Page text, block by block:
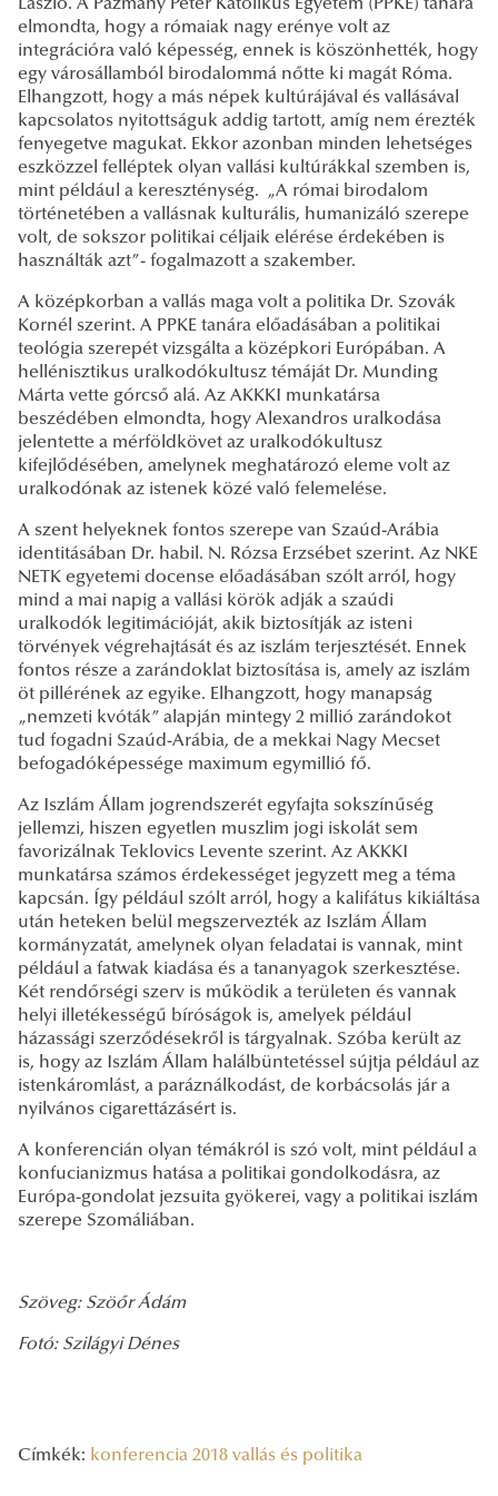
László. A Pázmány Péter Katolikus Egyetem (PPKE) tanára
elmondta, hogy a rómaiak nagy erénye volt az
integrációra való képesség, ennek is köszönhették, hogy
egy városállamból birodalommá nőtte ki magát Róma.
Elhangzott, hogy a más népek kultúrájával és vallásával
kapcsolatos nyitottságuk addig tartott, amíg nem érezték
fenyegetve magukat. Ekkor azonban minden lehetséges
eszközzel felléptek olyan vallási kultúrákkal szemben is,
mint például a kereszténység. „A római birodalom
történetében a vallásnak kulturális, humanizáló szerepe
volt, de sokszor politikai céljaik elérése érdekében is
használták azt”- fogalmazott a szakember.
A középkorban a vallás maga volt a politika Dr. Szovák
Kornél szerint. A PPKE tanára előadásában a politikai
teológia szerepét vizsgálta a középkori Európában. A
hellénisztikus uralkodókultusz témáját Dr. Munding
Márta vette górcső alá. Az AKKKI munkatársa
beszédében elmondta, hogy Alexandros uralkodása
jelentette a mérföldkövet az uralkodókultusz
kifejlődésében, amelynek meghatározó eleme volt az
uralkodónak az istenek közé való felemelése.
A szent helyeknek fontos szerepe van Szaúd-Arábia
identitásában Dr. habil. N. Rózsa Erzsébet szerint. Az NKE
NETK egyetemi docense előadásában szólt arról, hogy
mind a mai napig a vallási körök adják a szaúdi
uralkodók legitimációját, akik biztosítják az isteni
törvények végrehajtását és az iszlám terjesztését. Ennek
fontos része a zarándoklat biztosítása is, amely az iszlám
öt pillérének az egyike. Elhangzott, hogy manapság
„nemzeti kvóták” alapján mintegy 2 millió zarándokot
tud fogadni Szaúd-Arábia, de a mekkai Nagy Mecset
befogadóképessége maximum egymillió fő.
Az Iszlám Állam jogrendszerét egyfajta sokszínűség
jellemzi, hiszen egyetlen muszlim jogi iskolát sem
favorizálnak Teklovics Levente szerint. Az AKKKI
munkatársa számos érdekességet jegyzett meg a téma
kapcsán. Így például szólt arról, hogy a kalifátus kikiáltása
után heteken belül megszervezték az Iszlám Állam
kormányzatát, amelynek olyan feladatai is vannak, mint
például a fatwak kiadása és a tananyagok szerkesztése.
Két rendőrségi szerv is működik a területen és vannak
helyi illetékességű bíróságok is, amelyek például
házassági szerződésekről is tárgyalnak. Szóba került az
is, hogy az Iszlám Állam halálbüntetéssel sújtja például az
istenkáromlást, a paráználkodást, de korbácsolás jár a
nyilvános cigarettázásért is.
A konferencián olyan témákról is szó volt, mint például a
konfucianizmus hatása a politikai gondolkodásra, az
Európa-gondolat jezsuita gyökerei, vagy a politikai iszlám
szerepe Szomáliában.
Szöveg: Szöőr Ádám
Fotó: Szilágyi Dénes
Címkék: konferencia 2018 vallás és politika